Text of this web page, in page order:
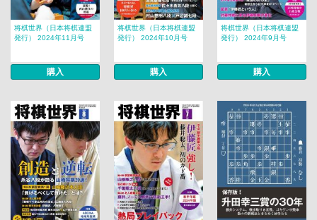
将棋世界（日本将棋連盟
発行） 2024年11月号
購入
将棋世界（日本将棋連盟
発行） 2024年10月号
購入
将棋世界（日本将棋連盟
発行） 2024年9月号
購入